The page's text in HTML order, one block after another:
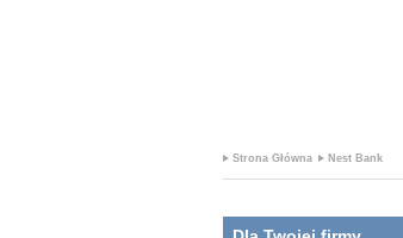
Strona Główna Nest Bank